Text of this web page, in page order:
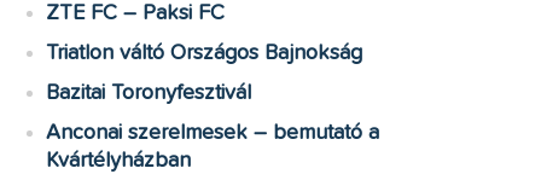
ZTE FC – Paksi FC
Triatlon váltó Országos Bajnokság
Bazitai Toronyfesztivál
Anconai szerelmesek – bemutató a
Kvártélyházban